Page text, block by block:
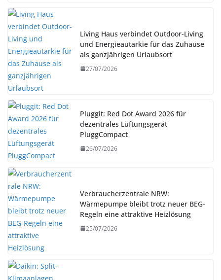
Living Haus verbindet Outdoor-Living
und Energieautarkie für das Zuhause
als ganzjährigen Urlaubsort
27/07/2026
Pluggit: Red Dot Award 2026 für
dezentrales Lüftungsgerät
PluggCompact
26/07/2026
Verbraucherzentrale NRW:
Wärmepumpe bleibt trotz neuer BEG-
Regeln eine attraktive Heizlösung
25/07/2026